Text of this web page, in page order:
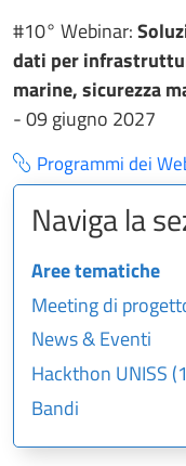
#10° Webinar:
dati per
marine, sicurezza
- 09 giugno 2027
Programmi dei
Naviga la
Aree tematiche
Meeting di
News & Eventi
Hackthon UNISS
Bandi